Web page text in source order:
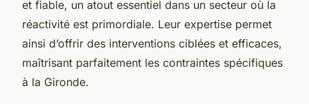
et fiable, un atout essentiel dans un secteur où la
réactivité est primordiale. Leur expertise permet
ainsi d’offrir des interventions ciblées et efficaces,
maîtrisant parfaitement les contraintes spécifiques
à la Gironde.